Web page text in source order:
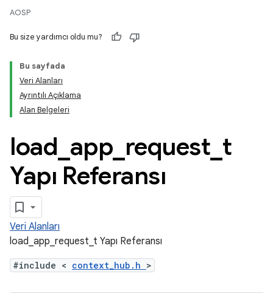
AOSP
Bu size yardımcı oldu mu?
Bu sayfada
Veri Alanları
Ayrıntılı Açıklama
Alan Belgeleri
load app request t
Yapı Referansı
Veri Alanları
load_app_request_t Yapı Referansı
#include < context_hub.h >